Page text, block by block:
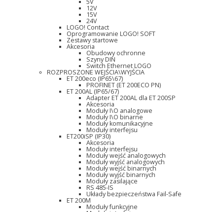
5V
12V
15V
24V
LOGO! Contact
Oprogramowanie LOGO! SOFT
Zestawy startowe
Akcesoria
Obudowy ochronne
Szyny DIN
Switch Ethernet LOGO
ROZPROSZONE WEJŚCIA\WYJŚCIA
ET 200eco (IP65\67)
PROFINET (ET 200ECO PN)
ET 200AL (IP65/67)
Adapter ET 200AL dla ET 200SP
Akcesoria
Moduły I\O analogowe
Moduły I\O binarne
Moduły komunikacyjne
Moduły interfejsu
ET200iSP (IP30)
Akcesoria
Moduły interfejsu
Moduły wejść analogowych
Moduły wyjść analogowych
Moduły wejść binarnych
Moduły wyjść binarnych
Moduły zasilające
RS 485-IS
Układy bezpieczeństwa Fail-Safe
ET 200M
Moduły funkcyjne